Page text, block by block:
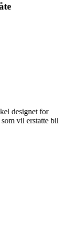
designet for
vil erstatte bil